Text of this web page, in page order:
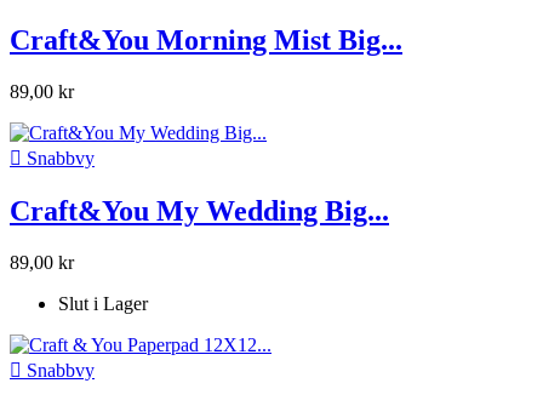
Craft&You Morning Mist Big...
89,00 kr
 Snabbvy
Craft&You My Wedding Big...
89,00 kr
Slut i Lager
 Snabbvy